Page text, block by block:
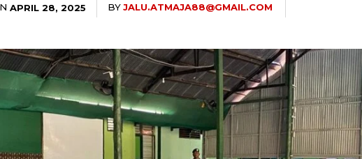
APRIL 28, 2025 BYJALU.ATMAJA88@GMAIL.COM